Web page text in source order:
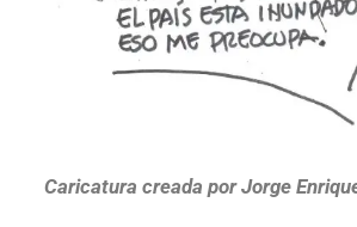
Caricatura creada por Jorge